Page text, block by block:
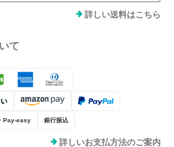
詳しい送料はこちら
て
Pay-easy 銀行振込
詳しいお支払方法のご案内